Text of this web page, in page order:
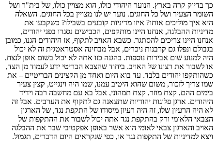
כך בדיוק קרה בארץ. הנוער היהודי כולו, הוא מצויין כולו, של בית"ר ושל
השומר הצעיר ושל כל החוגים. נוער יש לנו מצויין בכל החוגים. השאלה
היא איך מוליכים אותו? איזו מדיניות קובעים בשבילו? כשקבעו את
מדיניות ההבלגה, אנחנו היינו מותקפים, הכבישים נסגרו בפני יהודים,
אנחנו היינו צריכים להסתגר. כשבא האויב לתקוף, אז היהודים הגנו, כמובן
בגבולם ונפלו גם קרבנות ניכרים, אבל מבחינה אסטראטגית זה לא יכול
היה למנוע שום אבידות נוספות. בהגנה כזו אתה לא יכול בשום אופן לנצח,
או לשבור את רצונו של האויב. ביחוד שהצבא הבריטי ידע לעמוד מן הצד,
כשהותקפו יהודים בלבד. עד בוא היום ואחד מן הקצינים הבריטיים – את
שמו צריך לזכור, משום שהוא היטיב עמנו, שמו היה וינגייט, קצין צעיר
בימים ההם, קצת מוזר, קצת תמהוני, אבל בא עם מחשבה רבה וידיד
היהודים. ארגן פלוגות יהודיות שתצאנה גם לתקוף את הערבים. אבל זה
לא היה הרעיון שלו, זה היה רעיון מיסודו של התקפת נגד, של הארגון
הצבאי הלאומי ורק בהתקפת נגד אתה יכול לשבור את ההתקפות של
האויב והארגון צבאי לאומי הוא אשר באופן אפקטיבי שבר את ההבלגה
ויצא למדיניות של התקפות נגד או, כפי שנקראים היום הדברים, תגמול.